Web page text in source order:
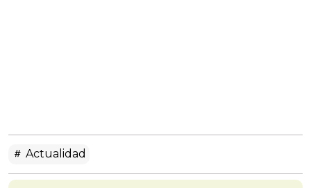
Actualidad